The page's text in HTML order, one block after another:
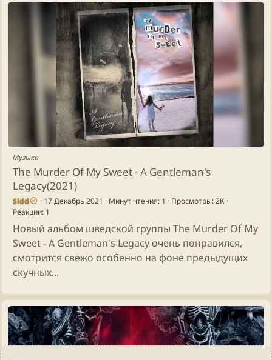
Музыка
The Murder Of My Sweet - A Gentleman's
Legacy(2021)
Sidd 17 Декабрь 2021 Минут чтения: 1
Просмотры: 2К
Реакции: 1
Новый альбом шведской группы The Murder Of My
Sweet - A Gentleman's Legacy очень понравился,
смотрится свежо особенно на фоне предыдущих
скучных...